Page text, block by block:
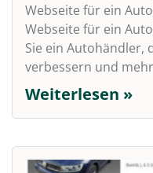
Webseite für ein
Webseite für ein
Sie ein Autohändler,
verbessern und
Weiterlesen »